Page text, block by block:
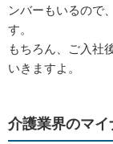
ンバーもいるので
す。
もちろん、ご入社
いきますよ。
介護業界のマイ